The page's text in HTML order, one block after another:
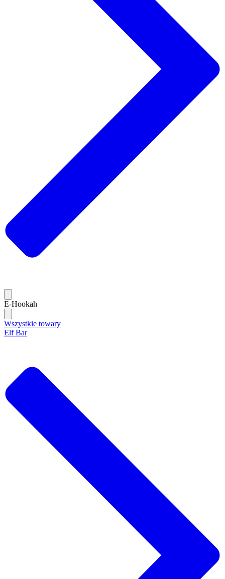
E-Hookah
Wszystkie towary
Elf Bar